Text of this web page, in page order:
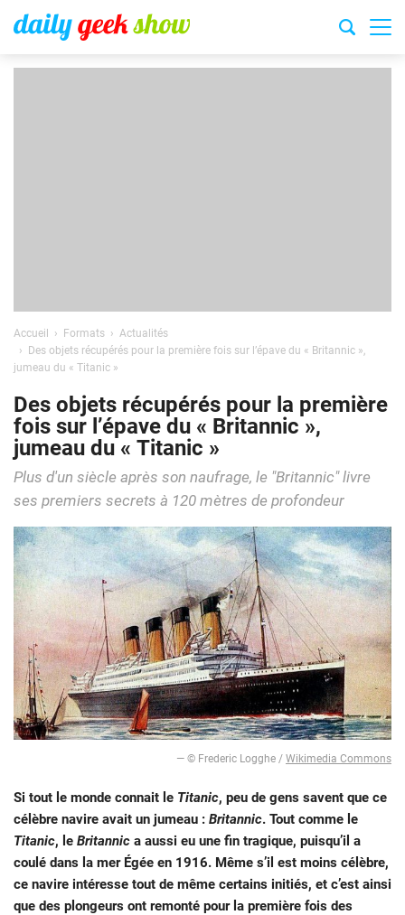
Accueil Formats
Actualités
Des objets récupérés pour la première fois sur l’épave du « Britannic »,
jumeau du « Titanic »
Des objets récupérés pour la première
fois sur l’épave du « Britannic »,
jumeau du « Titanic »
Plus d'un siècle après son naufrage, le "Britannic" livre
ses premiers secrets à 120 mètres de profondeur
— © Frederic Logghe / Wikimedia Commons
Si tout le monde connait le Titanic, peu de gens savent que ce
célèbre navire avait un jumeau : Britannic. Tout comme le
Titanic, le Britannic a aussi eu une fin tragique, puisqu’il a
coulé dans la mer Égée en 1916. Même s’il est moins célèbre,
ce navire intéresse tout de même certains initiés, et c’est ainsi
que des plongeurs ont remonté pour la première fois des